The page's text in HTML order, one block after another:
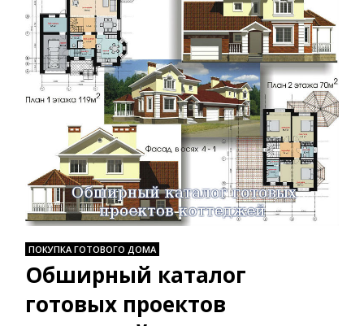
ПОКУПКА ГОТОВОГО ДОМА
Обширный каталог
готовых проектов